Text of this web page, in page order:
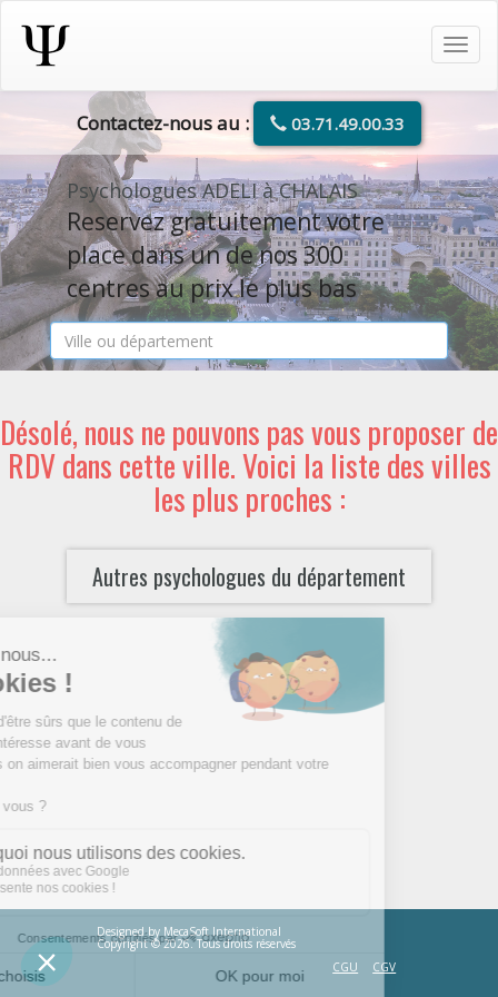
Contactez-nous au : 03.71.49.00.33
Psychologues ADELI à CHALAIS
Reservez gratuitement votre
place dans un de nos 300
centres au prix le plus bas
Désolé, nous ne pouvons pas vous proposer de
RDV dans cette ville. Voici la liste des villes
les plus proches :
Autres psychologues du département
Designed by MecaSoft International
Copyright © 2026. Tous droits réservés
CGU
CGV